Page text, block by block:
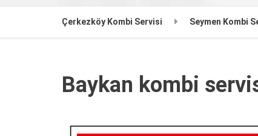
Çerkezköy Kombi Servisi Seymen Kombi
Baykan kombi